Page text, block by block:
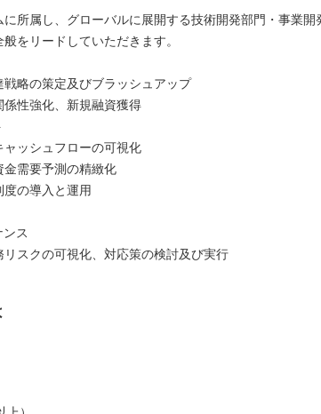
所属し、グローバルに展開する技術開発部門・事業開
をリードしていただきます。
戦略の策定及びブラッシュアップ
係性強化、新規融資獲得
ャッシュフローの可視化
金需要予測の精緻化
度の導入と運用
ス
リスクの可視化、対応策の検討及び実行